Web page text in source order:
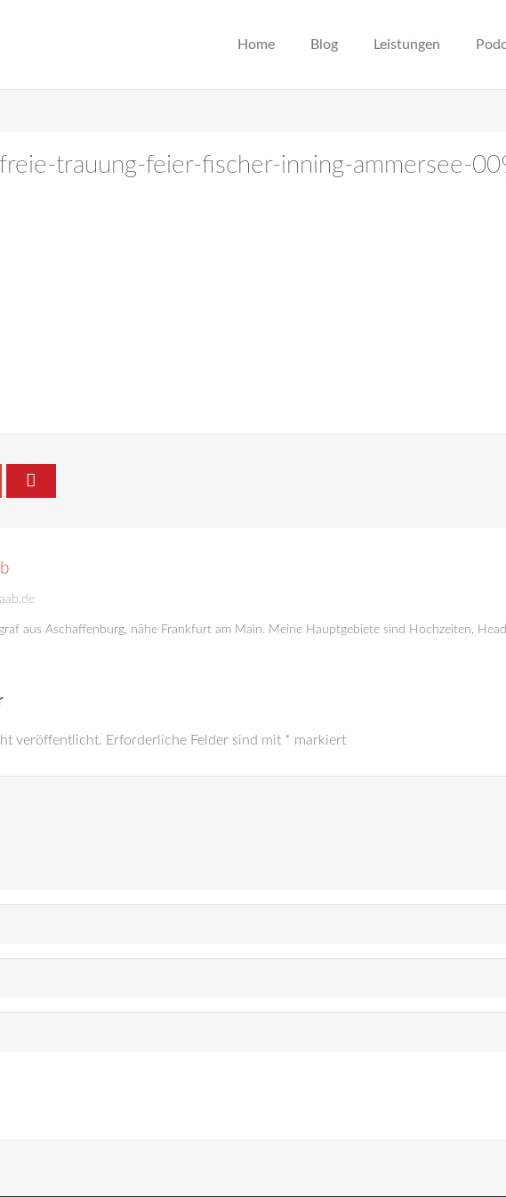
Home Blog Leistungen
trauung-feier-fischer-inning-ammersee-
aus Aschaffenburg, nähe Frankfurt am Main. Meine Hauptgebiete sind Hochzeiten,
veröffentlicht. Erforderliche Felder sind mit * markiert